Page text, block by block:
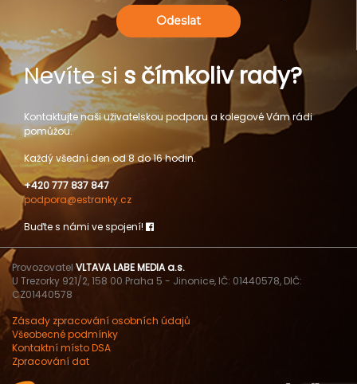
Odeslat
Nevíte si s čímkoliv rady?
Kontaktujte naši uživatelskou podporu a kolegové Vám rádi
pomůžou.
Každý všední den od 8 do 16 hodin.
+420 777 837 847
podpora@estranky.cz
Buďte s námi ve spojení!
Provozovatel VLTAVA LABE MEDIA a.s.
U Trezorky 921/2, 158 00 Praha 5 - Jinonice, IČ: 01440578, DIČ:
CZ01440578
Zásady zpracování osobních údajů
Všeobecné podmínky
Kontaktní místo DSA
Zpracování dat